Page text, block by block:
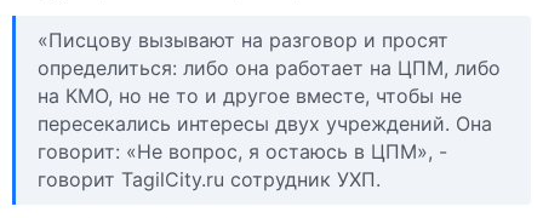
«Писцову вызывают на разговор и просят
определиться: либо она работает на ЦПМ, либо
на КМО, но не то и другое вместе, чтобы не
пересекались интересы двух учреждений. Она
говорит: «Не вопрос, я остаюсь в ЦПМ», -
говорит TagilCity.ru сотрудник УХП.